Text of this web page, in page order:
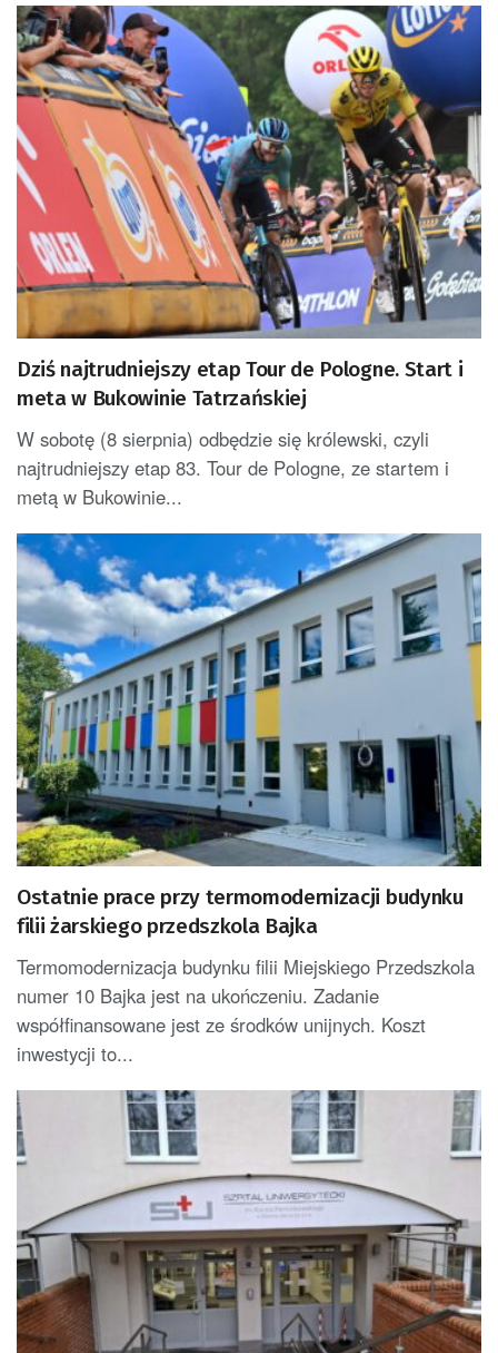
Dziś najtrudniejszy etap Tour de Pologne. Start i
meta w Bukowinie Tatrzańskiej
W sobotę (8 sierpnia) odbędzie się królewski, czyli
najtrudniejszy etap 83. Tour de Pologne, ze startem i
metą w Bukowinie...
Ostatnie prace przy termomodernizacji budynku
filii żarskiego przedszkola Bajka
Termomodernizacja budynku filii Miejskiego Przedszkola
numer 10 Bajka jest na ukończeniu. Zadanie
współfinansowane jest ze środków unijnych. Koszt
inwestycji to...